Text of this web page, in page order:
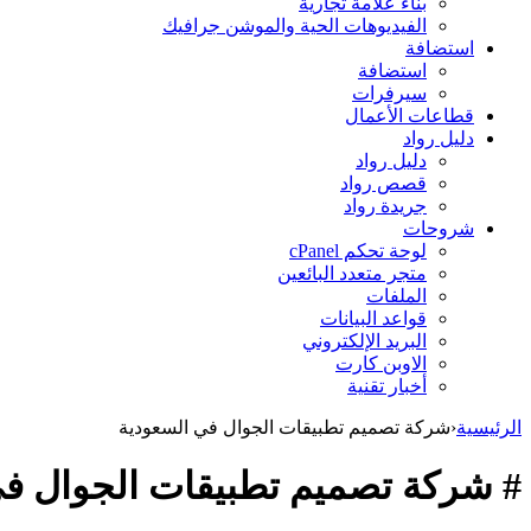
الفيديوهات الحية والموشن جرافيك
استضافة
استضافة
سيرفرات
قطاعات الأعمال
دليل رواد
دليل رواد
قصص رواد
جريدة رواد
شروحات
لوحة تحكم cPanel
متجر متعدد البائعين
الملفات
قواعد البيانات
البريد الإلكتروني
الاوبن كارت
أخبار تقنية
الرئيسية‹شركة تصميم تطبيقات الجوال في السعودية
# شركة تصميم تطبيقات الجوال